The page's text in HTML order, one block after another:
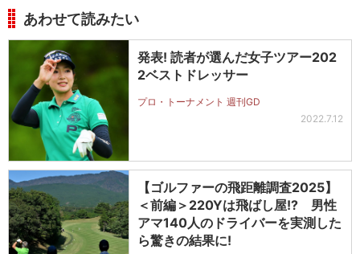
あわせて読みたい
発表! 読者が選んだ女子ツアー202
2ベストドレッサー
プロ・トーナメント 週刊GD
2022.7.12
【ゴルファーの飛距離調査2025】
＜前編＞220Yは飛ばし屋!? 男性
アマ140人のドライバーを実測した
ら驚きの結果に!